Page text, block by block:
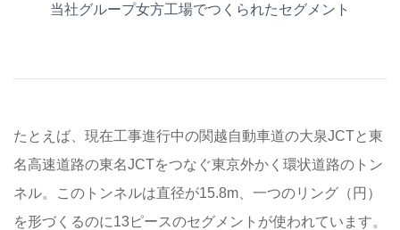
当社グループ女方工場でつくられたセグメント
たとえば、現在工事進行中の関越自動車道の大泉JCTと東
名高速道路の東名JCTをつなぐ東京外かく環状道路のトン
ネル。このトンネルは直径が15.8m、一つのリング（円）
を形づくるのに13ピースのセグメントが使われています。